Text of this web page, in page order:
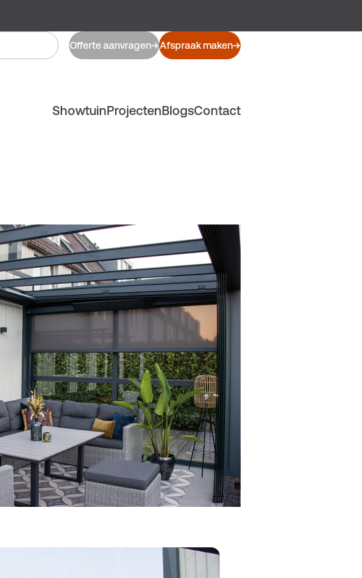
Offerte aanvragen Afspraak maken
ShowtuinProjectenBlogsContact